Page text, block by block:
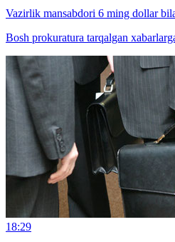
Vazirlik mansabdori 6 ming dollar
Bosh prokuratura tarqalgan
18:29